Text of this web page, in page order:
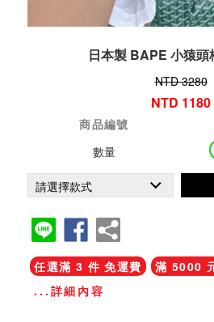
日本製 BAPE 小猿頭
NTD 3280
NTD 1180
商品編號
數量
任選滿 3 件 免運費
滿 5000
...詳細內容